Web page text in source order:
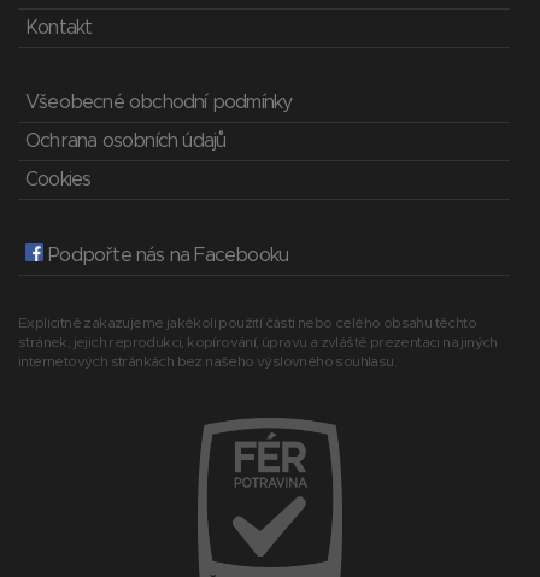
Kontakt
Všeobecné obchodní podmínky
Ochrana osobních údajů
Cookies
Podpořte nás na Facebooku
Explicitně zakazujeme jakékoli použití části nebo celého obsahu těchto
stránek, jejich reprodukci, kopírování, úpravu a zvláště prezentaci na jiných
internetových stránkách bez našeho výslovného souhlasu.